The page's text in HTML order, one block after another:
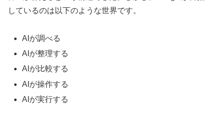
しているのは以下のような世界です。
AIが調べる
AIが整理する
AIが比較する
AIが操作する
AIが実行する